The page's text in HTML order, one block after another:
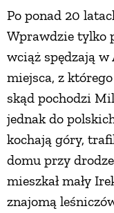
Po ponad 20
Wprawdzie tylko
wciąż spędzają
miejsca, z
skąd pochodzi
jednak do
kochają góry,
domu przy
mieszkał mały
znajomą